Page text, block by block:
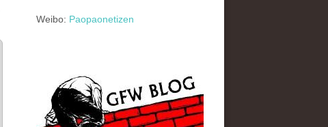
Weibo: Paopaonetizen
gfw_blog_small.jpg